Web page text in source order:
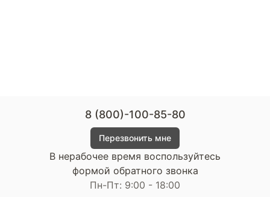
8 (800)-100-85-80
Перезвонить мне
В нерабочее время воспользуйтесь
формой обратного звонка
Пн-Пт: 9:00 - 18:00